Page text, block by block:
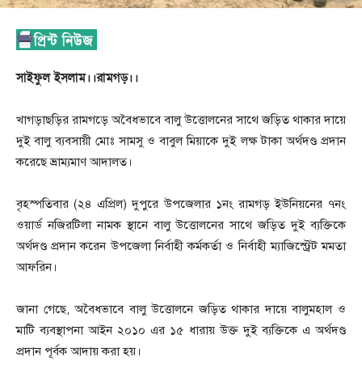
সাইফুল ইসলাম।।রামগড়।।
খাগড়াছড়ির রামগড়ে অবৈধভাবে বালু উত্তোলনের সাথে জড়িত থাকার দায়ে
দুই বালু ব্যবসায়ী মোঃ সামসু ও বাবুল মিয়াকে দুই লক্ষ টাকা অর্থদণ্ড প্রদান
করেছে ভ্রাম্যমাণ আদালত।
বৃহস্পতিবার (২৪ এপ্রিল) দুপুরে উপজেলার ১নং রামগড় ইউনিয়নের ৭নং
ওয়ার্ড নজিরটিলা নামক স্থানে বালু উত্তোলনের সাথে জড়িত দুই ব্যক্তিকে
অর্থদণ্ড প্রদান করেন উপজেলা নির্বাহী কর্মকর্তা ও নির্বাহী ম্যাজিস্ট্রেট মমতা
আফরিন।
জানা গেছে, অবৈধভাবে বালু উত্তোলনে জড়িত থাকার দায়ে বালুমহাল ও
মাটি ব্যবস্থাপনা আইন ২০১০ এর ১৫ ধারায় উক্ত দুই ব্যক্তিকে এ অর্থদণ্ড
প্রদান পূর্বক আদায় করা হয়।